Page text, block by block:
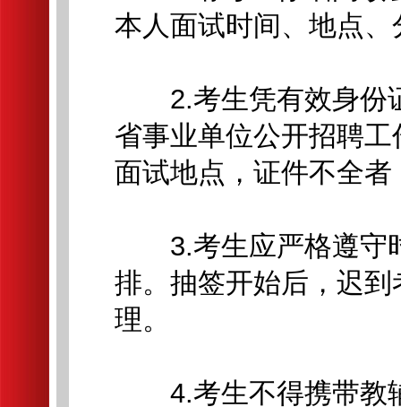
本人面试时间、地点
2.考生凭有效身份
省事业单位公开招聘
面试地点，证件不全
3.考生应严格遵守
排。抽签开始后，迟
理。
4.考生不得携带教